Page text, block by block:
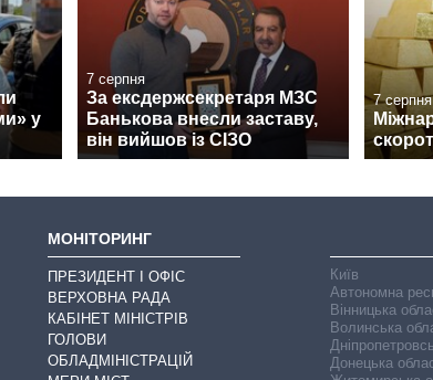
у
7 серпня
За ексдержсекретаря МЗС
Банькова внесли заставу,
він вийшов із СІЗО
7 серпня
МОНІТОРИНГ
ПРЕЗИДЕНТ І ОФІС
ВЕРХОВНА РАДА
КАБІНЕТ МІНІСТРІВ
ГОЛОВИ
ОБЛАДМІНІСТРАЦІЙ
Київ
Автономна
Вінницька
Волинська
Донецька